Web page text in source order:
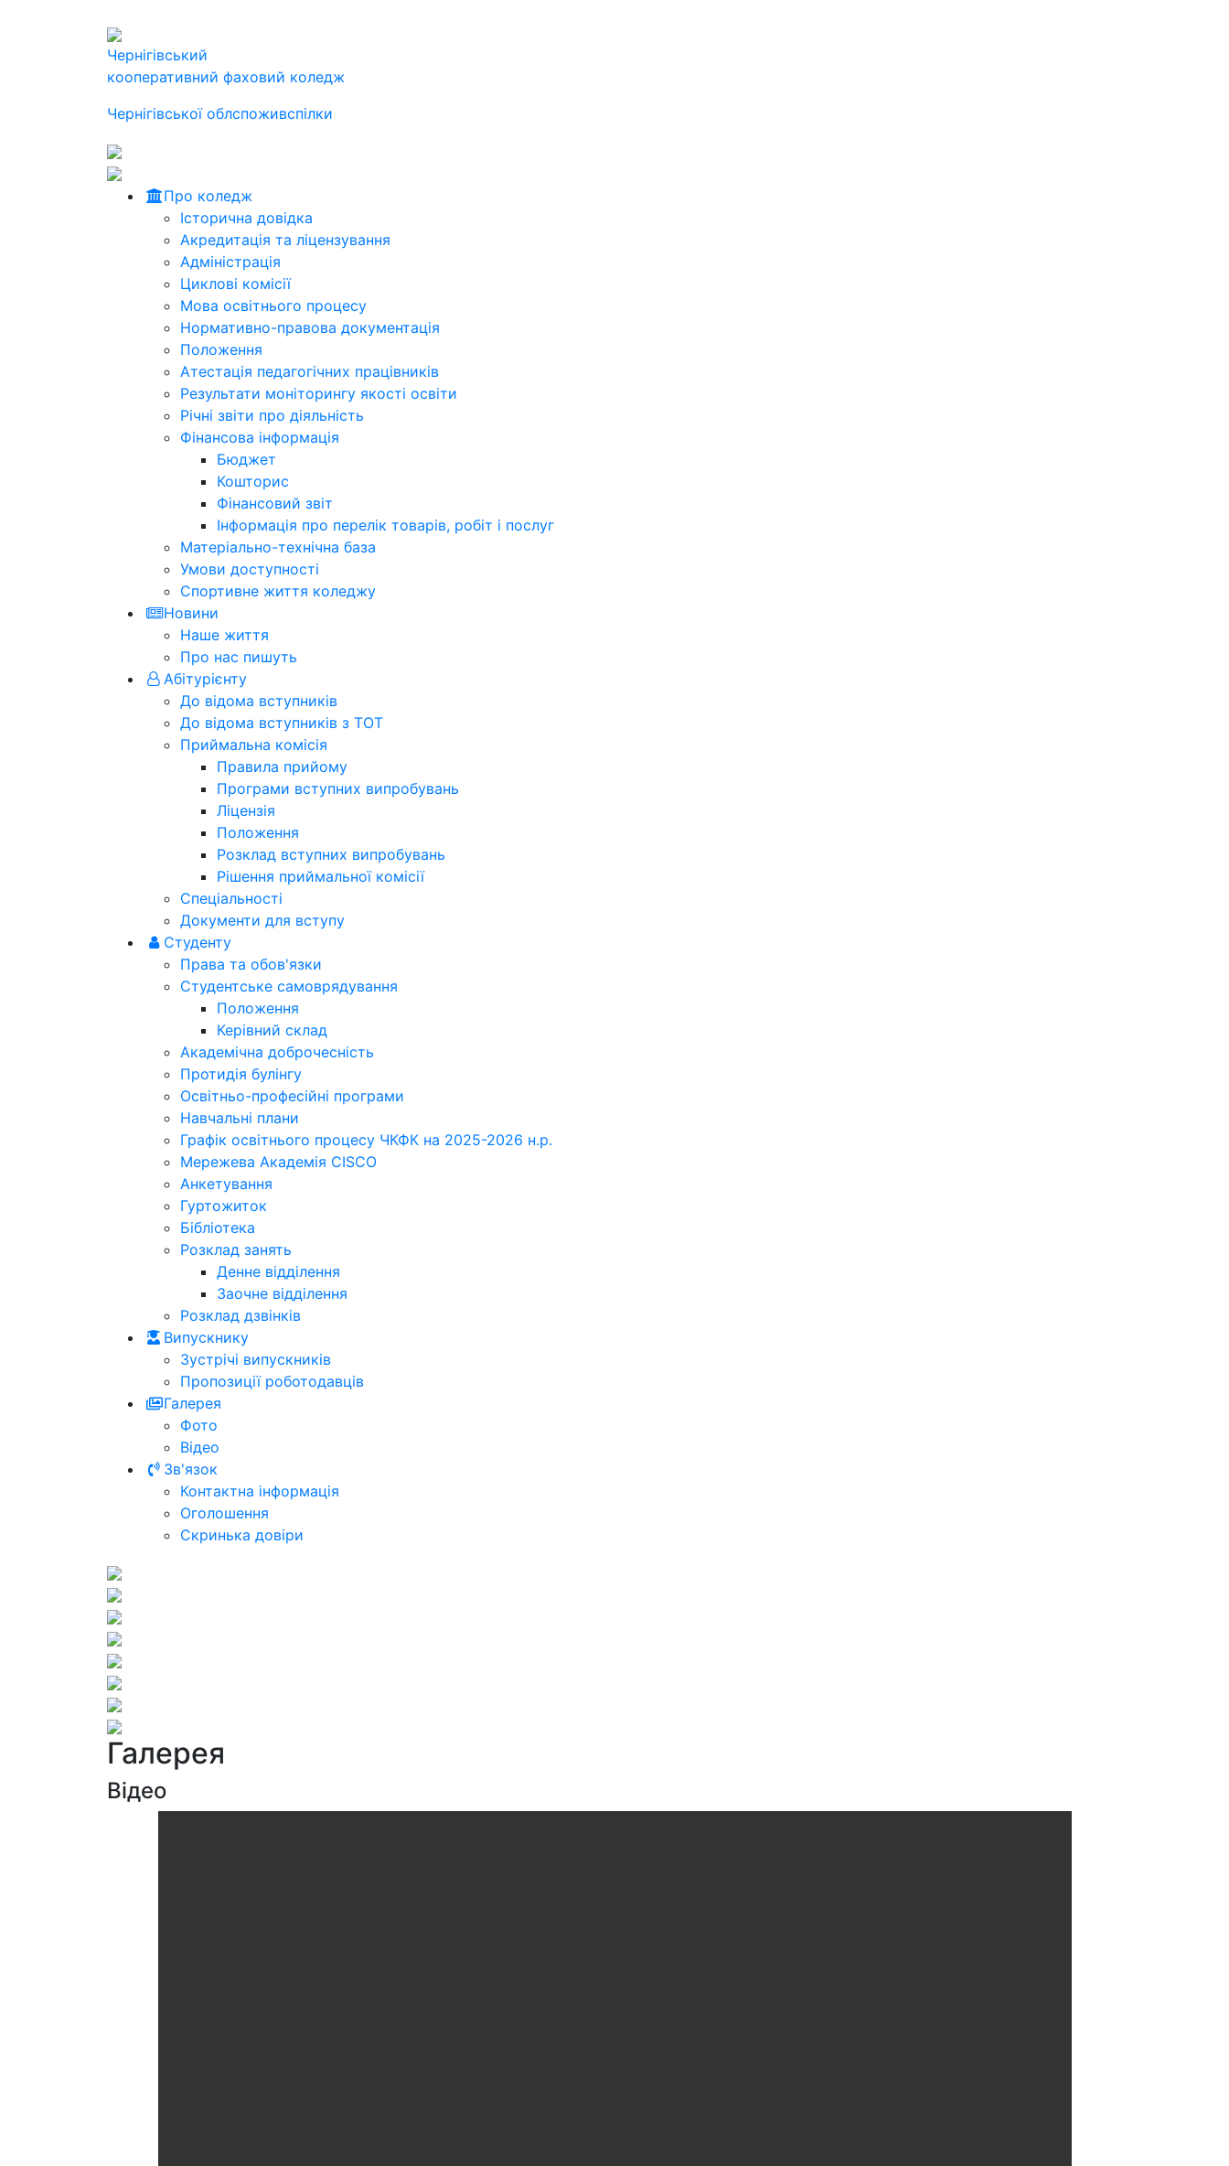
Чернігівський
кооперативний фаховий коледж
Чернігівської облспоживспілки
Про коледж
Історична довідка
Акредитація та ліцензування
Адміністрація
Циклові комісії
Мова освітнього процесу
Нормативно-правова документація
Положення
Атестація педагогічних працівників
Результати моніторингу якості освіти
Річні звіти про діяльність
Фінансова інформація
Бюджет
Кошторис
Фінансовий звіт
Інформація про перелік товарів, робіт і послуг
Матеріально-технічна база
Умови доступності
Спортивне життя коледжу
Новини
Наше життя
Про нас пишуть
Абітурієнту
До відома вступників
До відома вступників з ТОТ
Приймальна комісія
Правила прийому
Програми вступних випробувань
Ліцензія
Положення
Розклад вступних випробувань
Рішення приймальної комісії
Спеціальності
Документи для вступу
Студенту
Права та обов'язки
Студентське самоврядування
Положення
Керівний склад
Академічна доброчесність
Протидія булінгу
Освітньо-професійні програми
Навчальні плани
Графік освітнього процесу ЧКФК на 2025-2026 н.р.
Мережева Академія CISCO
Анкетування
Гуртожиток
Бібліотека
Розклад занять
Денне відділення
Заочне відділення
Розклад дзвінків
Випускнику
Зустрічі випускників
Пропозиції роботодавців
Галерея
Фото
Відео
Зв'язок
Контактна інформація
Оголошення
Скринька довіри
Галерея
Відео